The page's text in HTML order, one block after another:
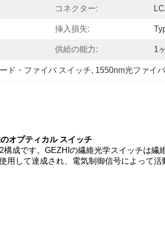
コネクター:
挿入損失:
供給の能力: 1
ド・ファイバ スイッチ, 1550nm光ファイ
オプティカル スイッチ
成です。GEZHIの繊維光学スイッチは
して達成され、電気制御信号によって活